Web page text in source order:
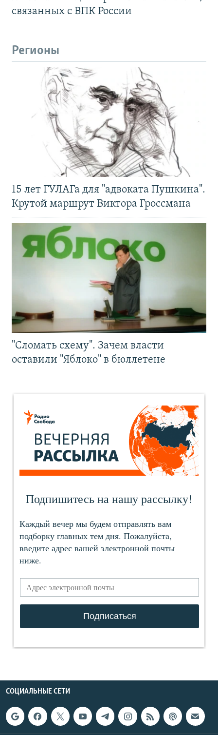
связанных с ВПК России
Регионы
15 лет ГУЛАГа для "адвоката Пушкина".
Крутой маршрут Виктора Гроссмана
"Сломать схему". Зачем власти
оставили "Яблоко" в бюллетене
СОЦИАЛЬНЫЕ СЕТИ